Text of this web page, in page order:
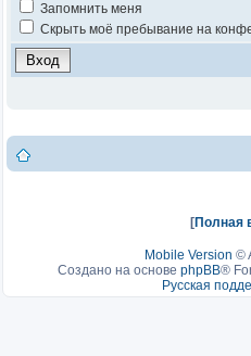
Запомнить меня
Скрыть моё пребывание на
[Полная
Mobile Version ©
Создано на основе phpBB®
Русская